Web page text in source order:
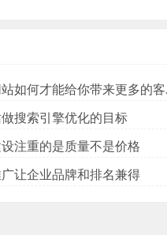
如何才能给你带来更多的客户？
搜索引擎优化的目标
注重的是质量不是价格
让企业品牌和排名兼得